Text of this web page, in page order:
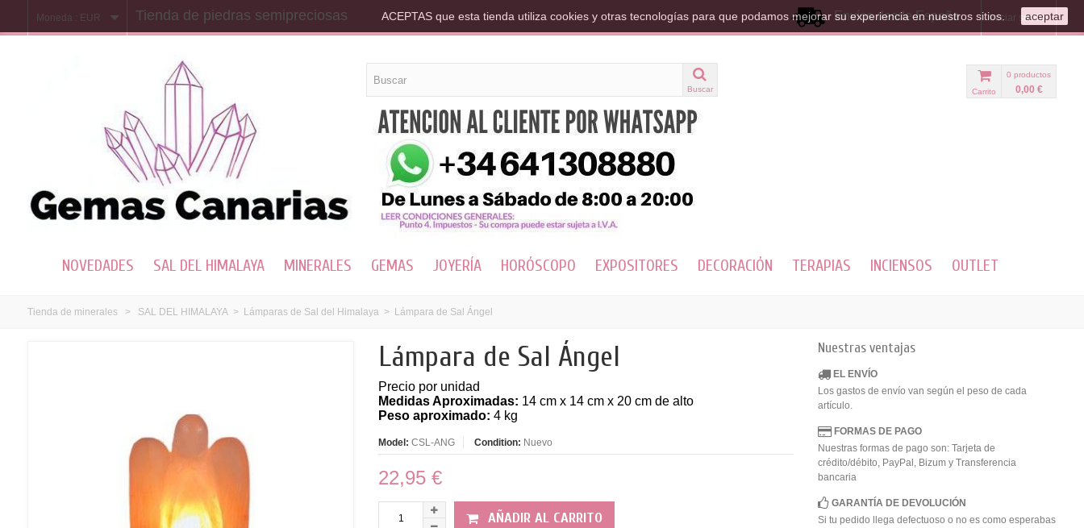
ACEPTAS que esta tienda utiliza cookies y otras tecnologías para que podamos mejorar su experiencia en nuestros sitios. aceptar
Moneda : EUR Iniciar sesión
Tienda de piedras semipreciosas Envíos desde España
Buscar
0 productos
0,00 €
Carrito
NOVEDADES SAL DEL HIMALAYA MINERALES GEMAS JOYERÍA HORÓSCOPO EXPOSITORES DECORACIÓN TERAPIAS INCIENSOS OUTLET
Tienda de minerales > SAL DEL HIMALAYA > Lámparas de Sal del Himalaya > Lámpara de Sal Ángel
Lámpara de Sal Ángel
Precio por unidad
Medidas Aproximadas: 14 cm x 14 cm x 20 cm de alto
Peso aproximado: 4 kg
Model: CSL-ANG Condition: Nuevo
22,95 €
AÑADIR AL CARRITO
Nuestras ventajas
EL ENVÍO
Los gastos de envío van según el peso de cada
artículo.
FORMAS DE PAGO
Nuestras formas de pago son: Tarjeta de
crédito/débito, PayPal, Bizum y Transferencia
bancaria
GARANTÍA DE DEVOLUCIÓN
Si tu pedido llega defectuoso o no es como esperabas